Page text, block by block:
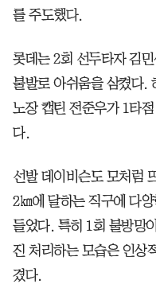
를 주도했다.
롯데는 2회 선두타자 김
불발로 아쉬움을 삼켰다.
노장 캡틴 전준우가 1타
다.
선발 데이비슨도 모처럼
2㎞에 달하는 직구에 다
들었다. 특히 1회 불방망
진 처리하는 모습은 인상
겼다.